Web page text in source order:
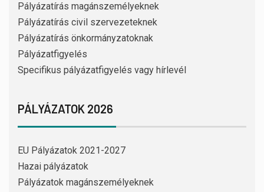
Pályázatírás magánszemélyeknek
Pályázatírás civil szervezeteknek
Pályázatírás önkormányzatoknak
Pályázatfigyelés
Specifikus pályázatfigyelés vagy hírlevél
PÁLYÁZATOK 2026
EU Pályázatok 2021-2027
Hazai pályázatok
Pályázatok magánszemélyeknek